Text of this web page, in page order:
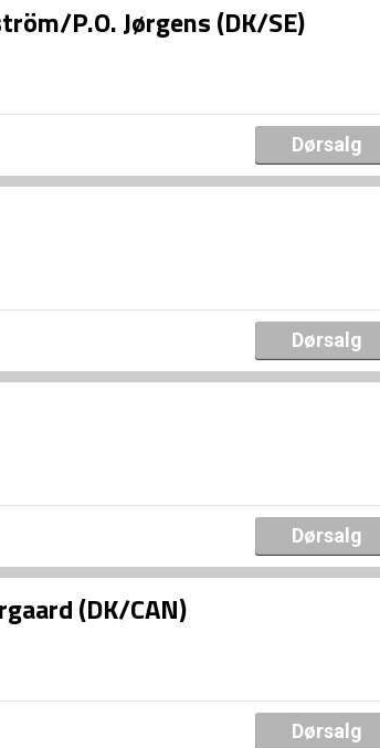
P.O. Jørgens (DK/SE)
Dørsalg
Dørsalg
Dørsalg
(DK/CAN)
Dørsalg